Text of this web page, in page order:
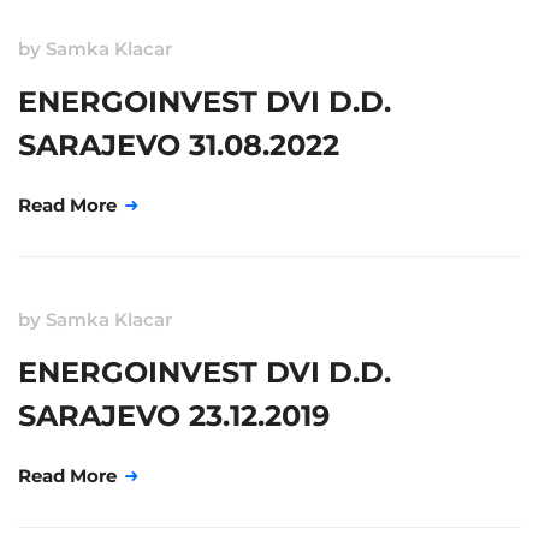
by Samka Klacar
ENERGOINVEST DVI D.D.
SARAJEVO 31.08.2022
Read More
by Samka Klacar
ENERGOINVEST DVI D.D.
SARAJEVO 23.12.2019
Read More